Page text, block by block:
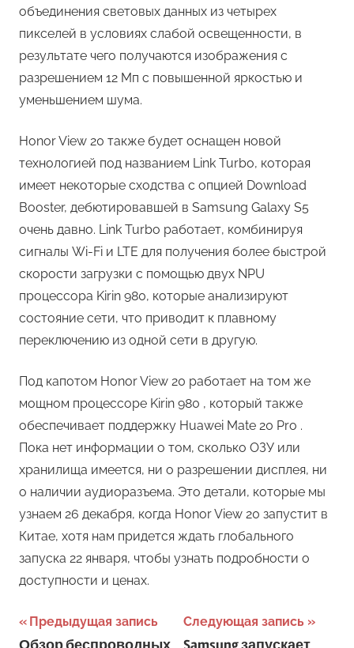
объединения световых данных из четырех
пикселей в условиях слабой освещенности, в
результате чего получаются изображения с
разрешением 12 Мп с повышенной яркостью и
уменьшением шума.
Honor View 20 также будет оснащен новой
технологией под названием Link Turbo, которая
имеет некоторые сходства с опцией Download
Booster, дебютировавшей в Samsung Galaxy S5
очень давно. Link Turbo работает, комбинируя
сигналы Wi-Fi и LTE для получения более быстрой
скорости загрузки с помощью двух NPU
процессора Kirin 980, которые анализируют
состояние сети, что приводит к плавному
переключению из одной сети в другую.
Под капотом Honor View 20 работает на том же
мощном процессоре Kirin 980 , который также
обеспечивает поддержку Huawei Mate 20 Pro .
Пока нет информации о том, сколько ОЗУ или
хранилища имеется, ни о разрешении дисплея, ни
о наличии аудиоразъема. Это детали, которые мы
узнаем 26 декабря, когда Honor View 20 запустит в
Китае, хотя нам придется ждать глобального
запуска 22 января, чтобы узнать подробности о
доступности и ценах.
Навигация
Предыдущая запись Следующая запись